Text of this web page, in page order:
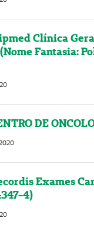
Clínica
Fantasia:
DE
Exames
4)